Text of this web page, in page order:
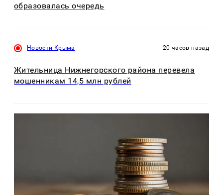
образовалась очередь
Новости Крыма 20 часов назад
Жительница Нижнегорского района перевела
мошенникам 14,5 млн рублей